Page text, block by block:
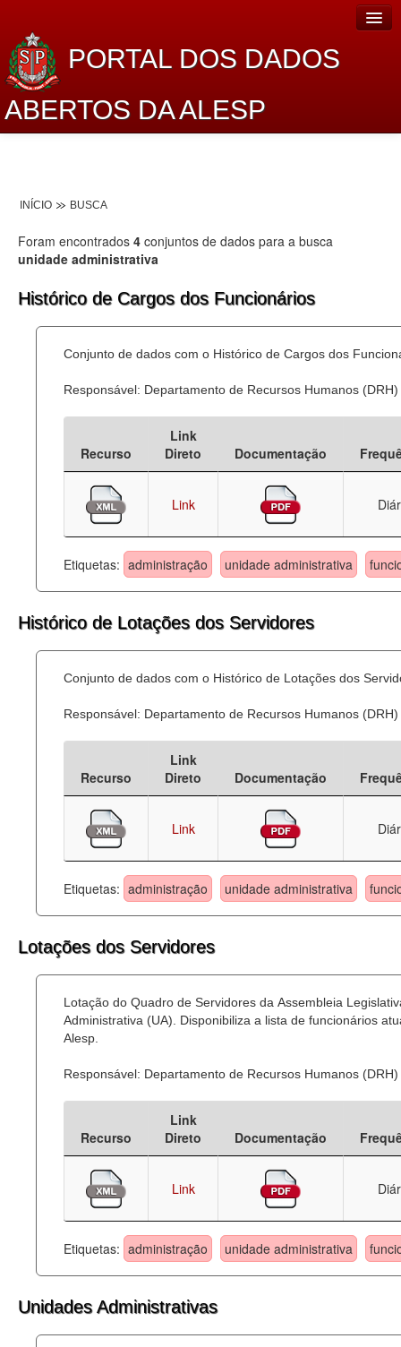
PORTAL DOS DADOS
ABERTOS DA ALESP
Lei de Acesso à Informação
Dados Governamentais Abertos
Planejamento
Catálogo de dados
Processo Legislativo
Administração
Legislação
Agenda
Perguntas frequentes
INÍCIO BUSCA
Foram encontrados 4 conjuntos de dados para a busca
unidade administrativa
Histórico de Cargos dos Funcionários
Conjunto de dados com o Histórico de Cargos dos
Responsável: Departamento de Recursos Humanos (DRH)
Recurso
Link
Direto
Documentação
Link
Etiquetas: administração unidade administrativa
Histórico de Lotações dos Servidores
Conjunto de dados com o Histórico de Lotações dos
Responsável: Departamento de Recursos Humanos (DRH)
Recurso
Link
Direto
Documentação
Link
Etiquetas: administração unidade administrativa
Lotações dos Servidores
Lotação do Quadro de Servidores da Assembleia
Administrativa (UA). Disponibiliza a lista de funcionários
Alesp.
Responsável: Departamento de Recursos Humanos (DRH)
Recurso
Link
Direto
Documentação
Link
Etiquetas: administração unidade administrativa
Unidades Administrativas